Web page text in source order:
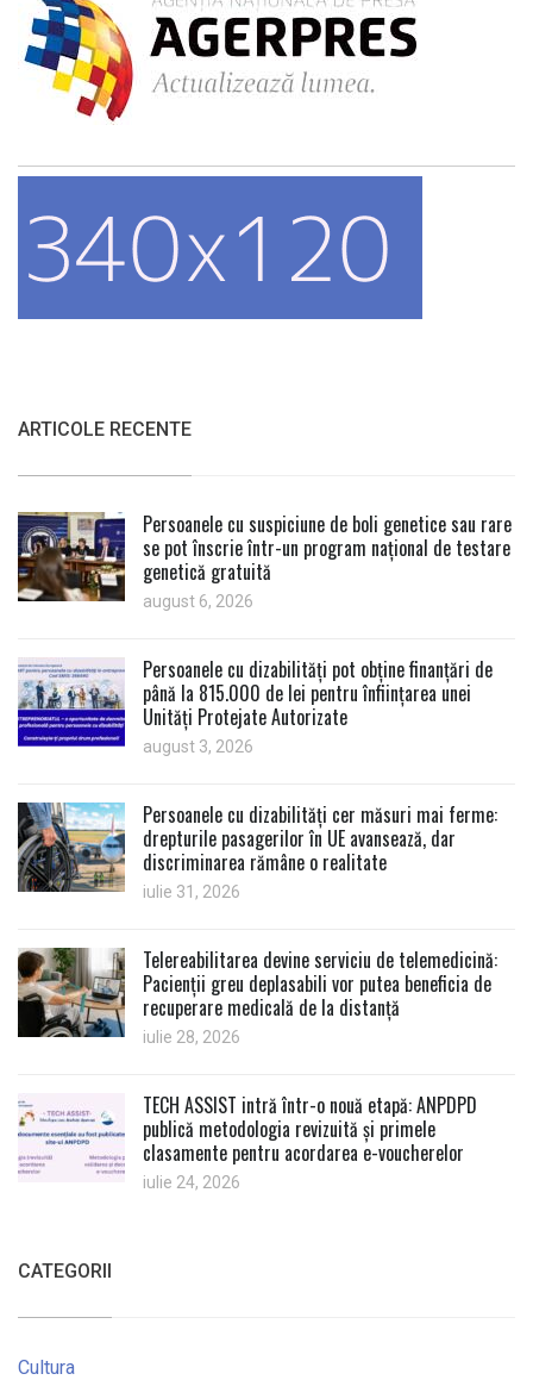
ARTICOLE RECENTE
Persoanele cu suspiciune de boli genetice sau rare
se pot înscrie într-un program național de testare
genetică gratuită
august 6, 2026
Persoanele cu dizabilități pot obține finanțări de
până la 815.000 de lei pentru înființarea unei
Unități Protejate Autorizate
august 3, 2026
Persoanele cu dizabilități cer măsuri mai ferme:
drepturile pasagerilor în UE avansează, dar
discriminarea rămâne o realitate
iulie 31, 2026
Telereabilitarea devine serviciu de telemedicină:
Pacienții greu deplasabili vor putea beneficia de
recuperare medicală de la distanță
iulie 28, 2026
TECH ASSIST intră într-o nouă etapă: ANPDPD
publică metodologia revizuită și primele
clasamente pentru acordarea e-voucherelor
iulie 24, 2026
CATEGORII
Cultura